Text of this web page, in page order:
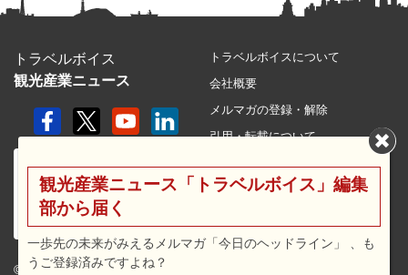
トラベルボイス
観光産業ニュース
© 2026 travel voice.
トラベルボイスについて
会社概要
メルマガの登録・解除
引用・転載について
利用規約
広告メニュー・料金
観光産業ニュース「トラベルボイス」編集
部から届く
一歩先の未来がみえるメルマガ「今日のヘッドライン」 、も
うご登録済みですよね？